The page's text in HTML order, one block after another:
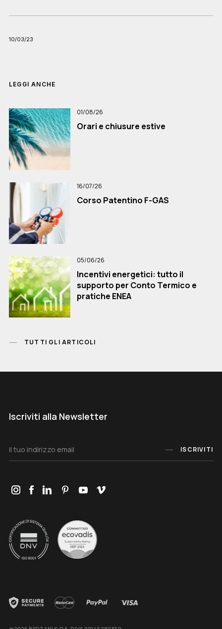
10/03/23
LEGGI ANCHE
01/08/26
Orari e chiusure estive
16/07/26
Corso Patentino F-GAS
05/06/26
Incentivi energetici: tutto il
supporto per Conto Termico e
pratiche ENEA
TUTTI GLI ARTICOLI
Iscriviti alla Newsletter
ISCRIVITI